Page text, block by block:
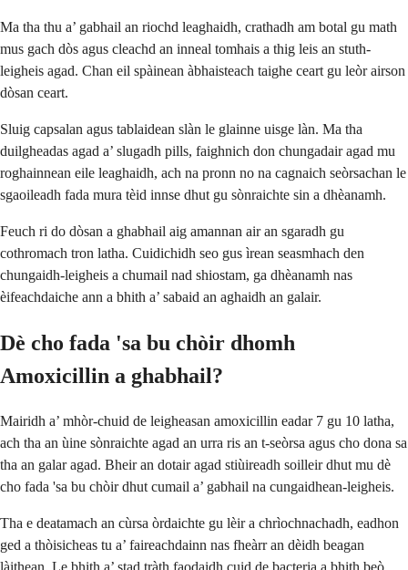
Ma tha thu a’ gabhail an riochd leaghaidh, crathadh am botal gu math
mus gach dòs agus cleachd an inneal tomhais a thig leis an stuth-
leigheis agad. Chan eil spàinean àbhaisteach taighe ceart gu leòr airson
dòsan ceart.
Sluig capsalan agus tablaidean slàn le glainne uisge làn. Ma tha
duilgheadas agad a’ slugadh pills, faighnich don chungadair agad mu
roghainnean eile leaghaidh, ach na pronn no na cagnaich seòrsachan le
sgaoileadh fada mura tèid innse dhut gu sònraichte sin a dhèanamh.
Feuch ri do dòsan a ghabhail aig amannan air an sgaradh gu
cothromach tron latha. Cuidichidh seo gus ìrean seasmhach den
chungaidh-leigheis a chumail nad shiostam, ga dhèanamh nas
èifeachdaiche ann a bhith a’ sabaid an aghaidh an galair.
Dè cho fada 'sa bu chòir dhomh
Amoxicillin a ghabhail?
Mairidh a’ mhòr-chuid de leigheasan amoxicillin eadar 7 gu 10 latha,
ach tha an ùine sònraichte agad an urra ris an t-seòrsa agus cho dona sa
tha an galar agad. Bheir an dotair agad stiùireadh soilleir dhut mu dè
cho fada 'sa bu chòir dhut cumail a’ gabhail na cungaidhean-leigheis.
Tha e deatamach an cùrsa òrdaichte gu lèir a chrìochnachadh, eadhon
ged a thòisicheas tu a’ faireachdainn nas fheàrr an dèidh beagan